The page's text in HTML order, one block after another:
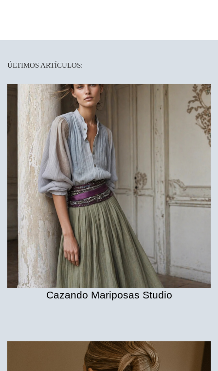
ÚLTIMOS ARTÍCULOS:
Cazando Mariposas Studio